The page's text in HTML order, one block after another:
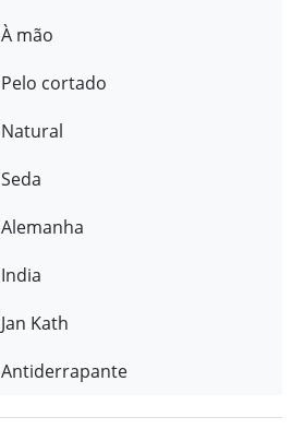
À mão
Pelo cortado
Natural
Seda
Alemanha
India
Jan Kath
Antiderrapante